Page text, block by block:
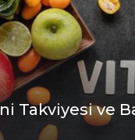
Takviyesi ve